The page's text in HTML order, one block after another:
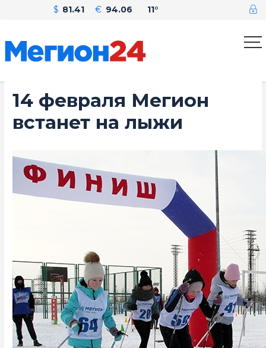
$ 81.41 € 94.06 11°
14 февраля Мегион
встанет на лыжи